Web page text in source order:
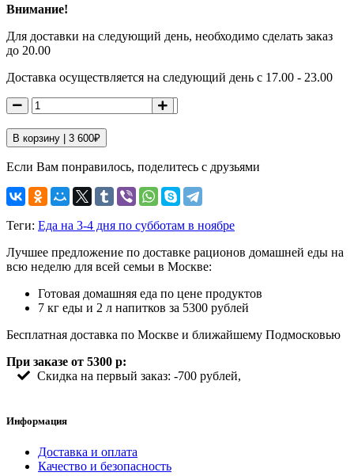
Внимание!
Для доставки на следующий день, необходимо сделать заказ
до 20.00
Доставка осуществляется на следующий день с 17.00 - 23.00
В корзину | 3 600₽
Если Вам понравилось, поделитесь с друзьями
Теги: Еда на 3-4 дня по субботам в ноябре
Лучшее предложение по доставке рационов домашней еды на
всю неделю для всей семьи в Москве:
Готовая домашняя еда по цене продуктов
7 кг еды и 2 л напитков за 5300 рублей
Бесплатная доставка по Москве и ближайшему Подмосковью
При заказе от 5300 р:
Скидка на первый заказ: -700 рублей,
Информация
Доставка и оплата
Качество и безопасность